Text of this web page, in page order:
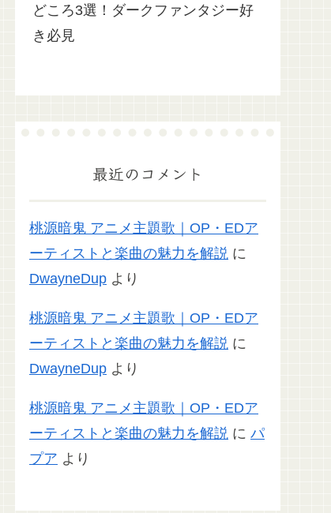
どころ3選！ダークファンタジー好
き必見
最近のコメント
桃源暗鬼 アニメ主題歌｜OP・EDア
ーティストと楽曲の魅力を解説 に
DwayneDup より
桃源暗鬼 アニメ主題歌｜OP・EDア
ーティストと楽曲の魅力を解説 に
DwayneDup より
桃源暗鬼 アニメ主題歌｜OP・EDア
ーティストと楽曲の魅力を解説 に パ
プア より